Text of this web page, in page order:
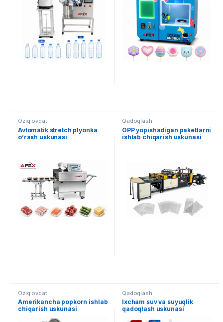
Oziq ovqat
Avtomatik stretch plyonka
o’rash uskunasi
Qadoqlash
OPP yopishadigan paketlarni
ishlab chiqarish uskunasi
Oziq ovqat
Amerikancha popkorn ishlab
chiqarish uskunasi
Qadoqlash
Ixcham suv va suyuqlik
qadoqlash uskunasi